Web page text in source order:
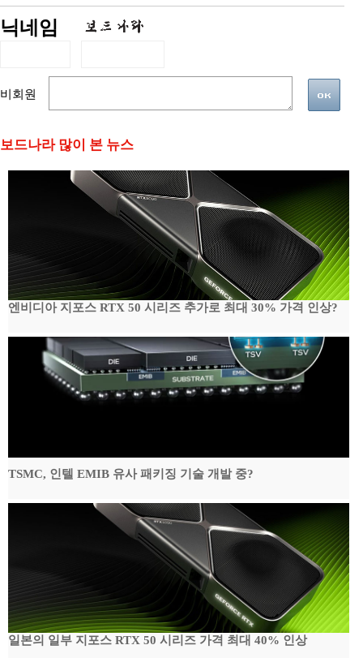
닉네임
비회원
보드나라 많이 본 뉴스
엔비디아 지포스 RTX 50 시리즈 추가로 최대 30% 가격 인상?
TSMC, 인텔 EMIB 유사 패키징 기술 개발 중?
일본의 일부 지포스 RTX 50 시리즈 가격 최대 40% 인상